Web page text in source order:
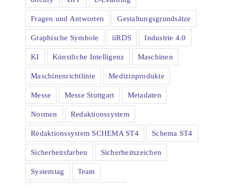
Fragen und Antworten Gestaltungsgrundsätze
Graphische Symbole iiRDS Industrie 4.0
KI Künstliche Intelligenz Maschinen
Maschinenrichtlinie Medizinprodukte
Messe Messe Stuttgart Metadaten
Normen Redaktionssystem
Redaktionssystem SCHEMA ST4 Schema ST4
Sicherheitsfarben Sicherheitszeichen
Systemtag Team